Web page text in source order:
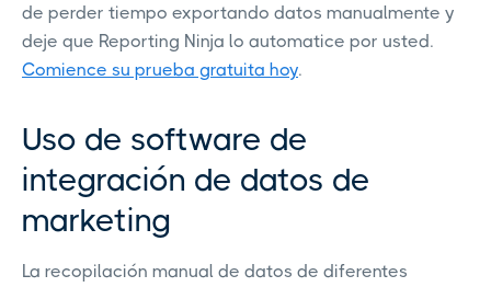
de perder tiempo exportando datos manualmente y
deje que Reporting Ninja lo automatice por usted.
Comience su prueba gratuita hoy.
Uso de software de
integración de datos de
marketing
La recopilación manual de datos de diferentes